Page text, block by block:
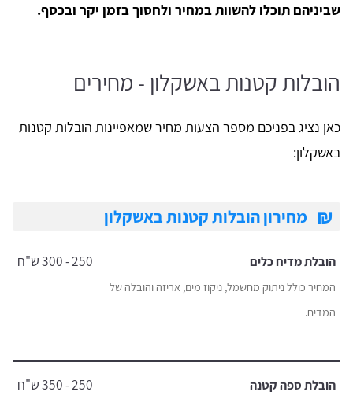
שביניהם תוכלו להשוות במחיר ולחסוך בזמן יקר ובכסף.
הובלות קטנות באשקלון - מחירים
כאן נציג בפניכם מספר הצעות מחיר שמאפיינות הובלות קטנות
באשקלון:
₪ מחירון הובלות קטנות באשקלון
הובלת מדיח כלים
המחיר כולל ניתוק מחשמל, ניקוז מים, אריזה והובלה של
המדיח.
250 - 300 ש"ח
הובלת ספה קטנה 250 - 350 ש"ח